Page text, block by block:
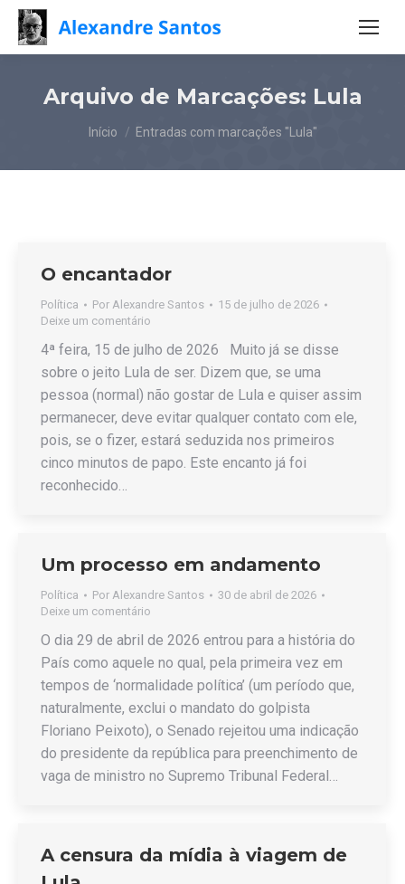
Arquivo de Marcações: Lula
Você está aqui:
Início Entradas com marcações "Lula"
O encantador
Política Por Alexandre Santos
15 de julho de 2026
Deixe um comentário
4ª feira, 15 de julho de 2026 Muito já se disse
sobre o jeito Lula de ser. Dizem que, se uma
pessoa (normal) não gostar de Lula e quiser assim
permanecer, deve evitar qualquer contato com ele,
pois, se o fizer, estará seduzida nos primeiros
cinco minutos de papo. Este encanto já foi
reconhecido…
Um processo em andamento
Política Por Alexandre Santos
30 de abril de 2026
Deixe um comentário
O dia 29 de abril de 2026 entrou para a história do
País como aquele no qual, pela primeira vez em
tempos de ‘normalidade política’ (um período que,
naturalmente, exclui o mandato do golpista
Floriano Peixoto), o Senado rejeitou uma indicação
do presidente da república para preenchimento de
vaga de ministro no Supremo Tribunal Federal…
A censura da mídia à viagem de